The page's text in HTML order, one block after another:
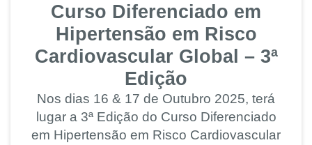
Curso Diferenciado em
Hipertensão em Risco
Cardiovascular Global – 3ª
Edição
Nos dias 16 & 17 de Outubro 2025, terá
lugar a 3ª Edição do Curso Diferenciado
em Hipertensão em Risco Cardiovascular